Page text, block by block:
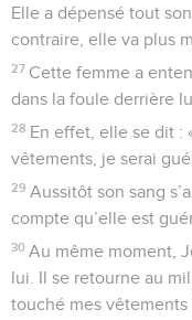
Elle a dépensé tout
contraire, elle va plus
27 Cette femme a
dans la foule derrière
28 En effet, elle se dit :
vêtements, je serai
29 Aussitôt son sang
compte qu’elle est
30 Au même moment,
lui. Il se retourne au
touché mes vêtements